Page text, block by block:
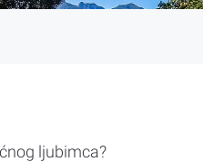
ljubimca?